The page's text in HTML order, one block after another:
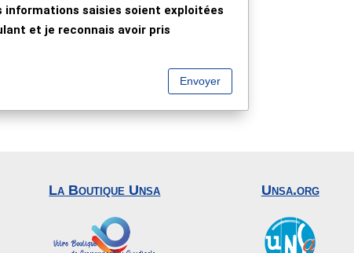
informations saisies soient exploitées
et je reconnais avoir pris
Envoyer
La Boutique Unsa Unsa.org